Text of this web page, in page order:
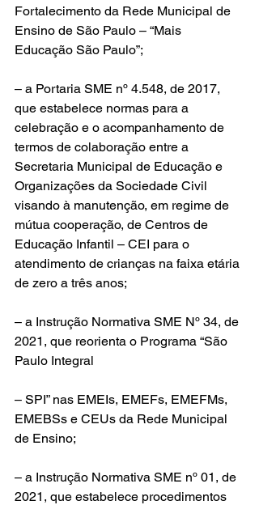
Fortalecimento da Rede Municipal de
Ensino de São Paulo – “Mais
Educação São Paulo”;
– a Portaria SME nº 4.548, de 2017,
que estabelece normas para a
celebração e o acompanhamento de
termos de colaboração entre a
Secretaria Municipal de Educação e
Organizações da Sociedade Civil
visando à manutenção, em regime de
mútua cooperação, de Centros de
Educação Infantil – CEI para o
atendimento de crianças na faixa etária
de zero a três anos;
– a Instrução Normativa SME Nº 34, de
2021, que reorienta o Programa “São
Paulo Integral
– SPI” nas EMEIs, EMEFs, EMEFMs,
EMEBSs e CEUs da Rede Municipal
de Ensino;
– a Instrução Normativa SME nº 01, de
2021, que estabelece procedimentos